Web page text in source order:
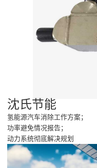
沈氏节能
氢能源汽车消除工作方案；
功率避免情况报告；
动力系统彻底解决规划